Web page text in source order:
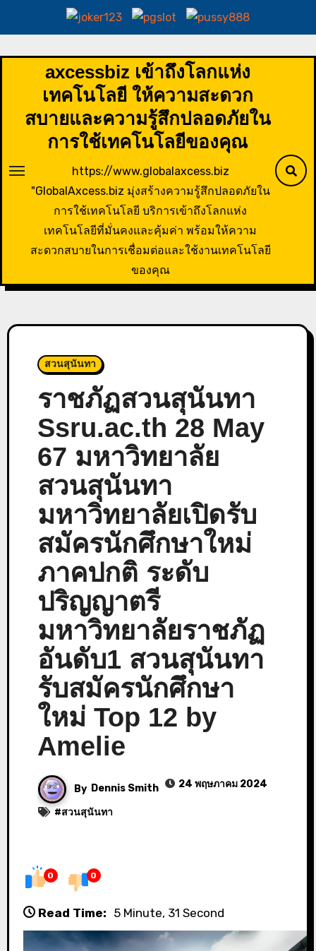
axcessbiz เข้าถึงโลกแห่ง
เทคโนโลยี ให้ความสะดวก
สบายและความรู้สึกปลอดภัยใน
การใช้เทคโนโลยีของคุณ
https://www.globalaxcess.biz
"GlobalAxcess.biz มุ่งสร้างความรู้สึกปลอดภัยใน
การใช้เทคโนโลยี บริการเข้าถึงโลกแห่ง
เทคโนโลยีที่มั่นคงและคุ้มค่า พร้อมให้ความ
สะดวกสบายในการเชื่อมต่อและใช้งานเทคโนโลยี
ของคุณ
สวนสุนันทา
ราชภัฏสวนสุนันทา
Ssru.ac.th 28 May
67 มหาวิทยาลัย
สวนสุนันทา
มหาวิทยาลัยเปิดรับ
สมัครนักศึกษาใหม่
ภาคปกติ ระดับ
ปริญญาตรี
มหาวิทยาลัยราชภัฏ
อันดับ1 สวนสุนันทา
รับสมัครนักศึกษา
ใหม่ Top 12 by
Amelie
By Dennis Smith 24 พฤษภาคม 2024
#สวนสุนันทา
0 0
Read Time: 5 Minute, 31 Second